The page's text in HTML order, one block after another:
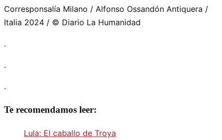
Corresponsalía Milano / Alfonso Ossandón Antiquera /
Italia 2024 / © Diario La Humanidad
.
.
.
Te recomendamos leer:
Lula: El caballo de Troya